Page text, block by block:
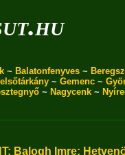
~ Balatonfenyves ~
~ Gemenc ~
~ Nagycenk ~
Balogh Imre: